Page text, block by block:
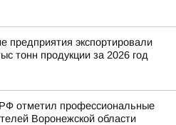
предприятия экспортировали
тонн продукции за 2026 год
отметил профессиональные
Воронежской области